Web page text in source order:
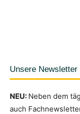
Unsere Newsletter
NEU: Neben dem
auch